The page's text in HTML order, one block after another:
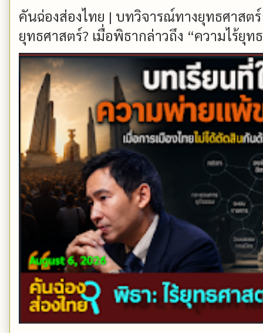
คันฉ่องส่องไทย | บทวิจารณ์ทางยุทธศาสต
ยุทธศาสตร์? เมื่อพิธากล่าวถึง “ความไร้ยุท